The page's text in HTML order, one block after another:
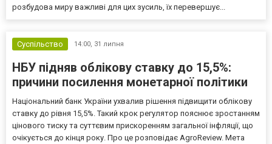
розбудова миру важливі для цих зусиль, їх перевершує...
Суспільство 14:00, 31 липня
НБУ підняв облікову ставку до 15,5%:
причини посилення монетарної політики
Національний банк України ухвалив рішення підвищити облікову
ставку до рівня 15,5%. Такий крок регулятор пояснює зростанням
цінового тиску та суттєвим прискоренням загальної інфляції, що
очікується до кінця року. Про це розповідає AgroReview. Мета